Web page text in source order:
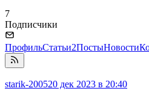
7
Подписчики
ПрофильСтатьи2ПостыНовости
starik-200520 дек 2023 в 20:40